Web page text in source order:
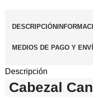
DESCRIPCIÓN
MEDIOS DE PAGO Y
Descripción
Cabezal